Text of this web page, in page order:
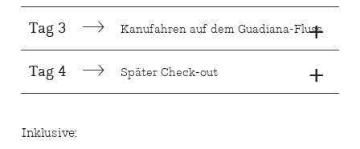
+
Tag 3 Kanufahren auf dem Guadiana-Fluss
+
Tag 4 Später Check-out
Inklusive: